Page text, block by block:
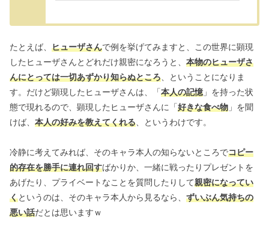
たとえば、 ヒューザさんで例を挙げてみますと、この世界に顕現
したヒューザさんとどれだけ親密になろうと、 本物のヒューザさ
んにとっては一切あずかり知らぬところ 、ということになりま
す。だけど顕現したヒューザさんは、「本人の記憶 」を持った状
態で現れるので、顕現したヒューザさんに「好きな食べ物 」を聞
けば、 本人の好みを教えてくれる 、というわけです。
冷静に考えてみれば、そのキャラ本人の知らないところでコピー
的存在を勝手に連れ回すばかりか、一緒に戦ったりプレゼントを
あげたり、プライベートなことを質問したりして親密になってい
くというのは、そのキャラ本人から見るなら、 ずいぶん気持ちの
悪い話だとは思いますｗ